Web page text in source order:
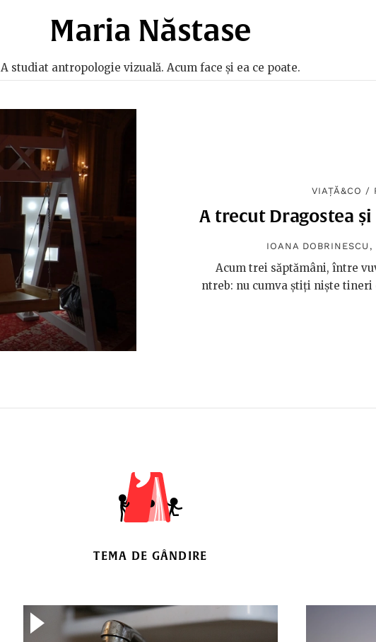
Maria Năstase
A studiat antropologie vizuală. Acum face și ea ce poate.
VIAȚĂ&CO /
A trecut Dragostea
IOANA DOBRINESCU ,
Acum trei săptămâni, între
ntreb: nu cumva știți niște tineri
TEMA DE GÂNDIRE